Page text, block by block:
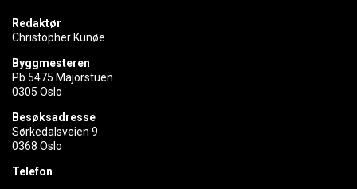
Redaktør
Christopher Kunøe
Byggmesteren
Pb 5475 Majorstuen
0305 Oslo
Besøksadresse
Sørkedalsveien 9
0368 Oslo
Telefon